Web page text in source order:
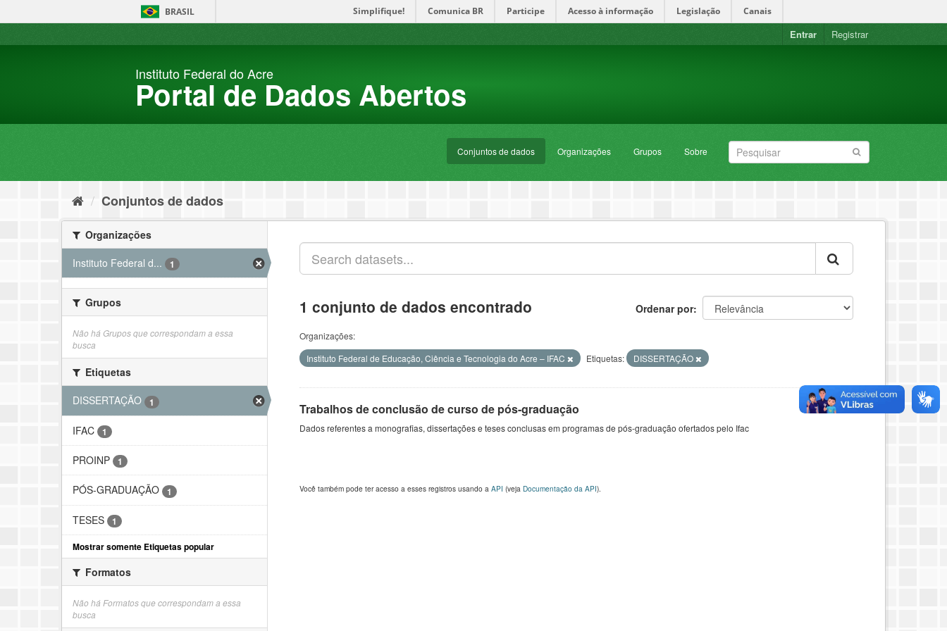
BRASIL Simplifique! Comunica BR Participe Acesso à informação Legislação Canais
Entrar Registrar
Instituto Federal do Acre
Portal de Dados Abertos
Conjuntos de dados Organizações Grupos Sobre
Conjuntos de dados
Organizações
Instituto Federal d...
1
Grupos
Não há Grupos que correspondam a essa
busca
Etiquetas
DISSERTAÇÃO
1
IFAC 1
PROINP 1
PÓS-GRADUAÇÃO 1
TESES
1
Mostrar somente Etiquetas popular
Formatos
Não há Formatos que correspondam a essa
busca
Ordenar por
1 conjunto de dados encontrado
Organizações:
Instituto Federal de Educação, Ciência e Tecnologia do Acre – IFAC
Etiquetas: DISSERTAÇÃO
Trabalhos de conclusão de curso de pós-graduação
Dados referentes a monografias, dissertações e teses conclusas em programas de pós-graduação ofertados pelo Ifac
Você também pode ter acesso a esses registros usando a API (veja Documentação da API).